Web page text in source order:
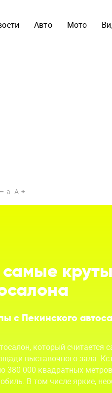
Авто Мото
a A
с Пекинского
который
выставочного зала.
000 квадратных
В том числе яркие,